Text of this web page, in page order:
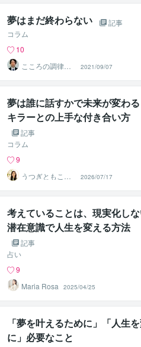
夢はまだ終わらない
記事
コラム
10
こころの調律
師 おかやす
2021/09/07
夢は誰に話すかで未来が変わ
キラーとの上手な付き合い方
記事
コラム
9
うつぎともこ
（けんちゃんマ
マ♪）
2026/07/17
考えていることは、現実化しな
潜在意識で人生を変える方法
記事
占い
9
Maria Rosa
2025/04/25
「夢を叶えるために」「人生
に」必要なこと